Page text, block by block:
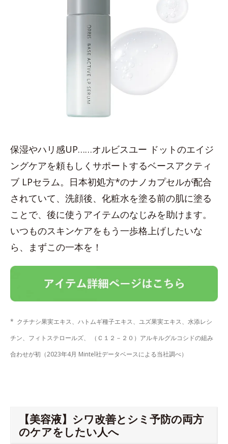
保湿やハリ感UP……オルビスユー ドットのエイジ
ングケアを頼もしくサポートするベースアクティ
ブ LPセラム。日本初処方*のナノカプセルが配合
されていて、洗顔後、化粧水を塗る前の肌に塗る
ことで、後に使うアイテムのなじみを助けます。
いつものスキンケアをもう一歩格上げしたいな
ら、まずこの一本を！
* クチナシ果実エキス、ハトムギ種子エキス、ユズ果実エキス、水添レシ
チン、フィトステロールズ、 （Ｃ１２－２０）アルキルグルコシドの組み
合わせが初（2023年4月 Mintel社データベースによる当社調べ）
【美容液】シワ改善とシミ予防の両方
のケアをしたい人へ